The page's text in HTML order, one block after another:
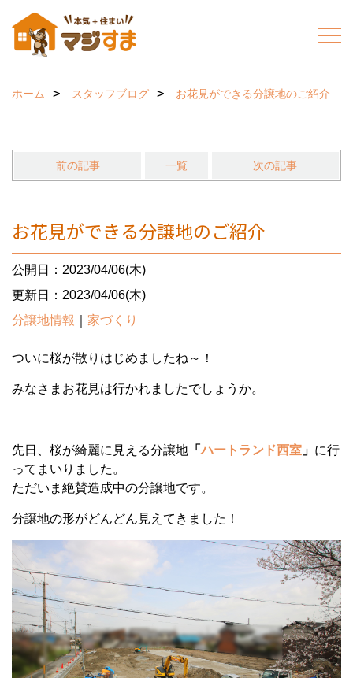
ホーム スタッフブログ お花見ができる分譲地のご紹介
前の記事 一覧 次の記事
お花見ができる分譲地のご紹介
公開日：2023/04/06(木)
更新日：2023/04/06(木)
分譲地情報
家づくり
ついに桜が散りはじめましたね～！
みなさまお花見は行かれましたでしょうか。
先日、桜が綺麗に見える分譲地 「ハートランド西室 」 に行
ってまいりました。
ただいま絶賛造成中の分譲地です。
分譲地の形がどんどん見えてきました！